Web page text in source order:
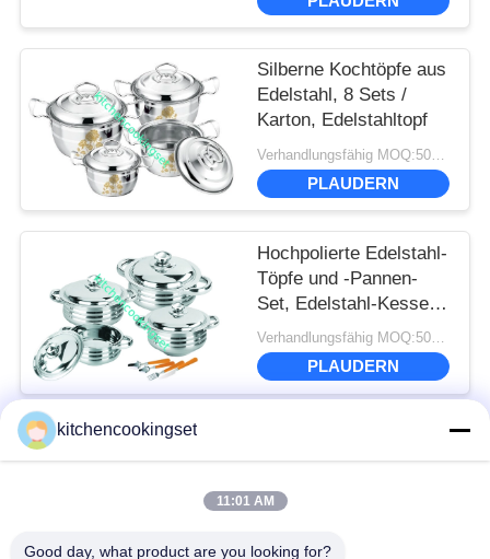
Silberne Kochtöpfe aus
Edelstahl, 8 Sets /
Karton, Edelstahltopf
Verhandlungsfähig MOQ:500 Sätze
PLAUDERN
Hochpolierte Edelstahl-
Töpfe und -Pannen-
Set, Edelstahl-Kessel-
Set
Verhandlungsfähig MOQ:500 Sätze
PLAUDERN
Beliebte Kategorien Alle
Antihaft-
kitchencookingset
11:01 AM
Good day, what product are you looking for?